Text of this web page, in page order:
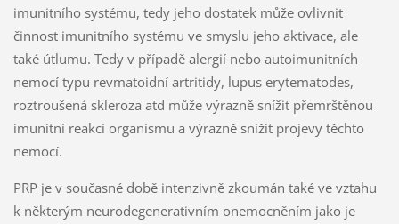
imunitního systému, tedy jeho dostatek může ovlivnit
činnost imunitního systému ve smyslu jeho aktivace, ale
také útlumu. Tedy v případě alergií nebo autoimunitních
nemocí typu revmatoidní artritidy, lupus erytematodes,
roztroušená skleroza atd může výrazně snížit přemrštěnou
imunitní reakci organismu a výrazně snížit projevy těchto
nemocí.
PRP je v současné době intenzivně zkoumán také ve vztahu
k některým neurodegenerativním onemocněním jako je